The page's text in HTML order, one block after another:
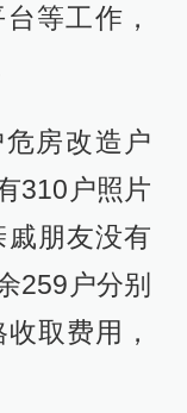
等工作，
房改造户
310户照片
朋友没有
259户分别
取费用，